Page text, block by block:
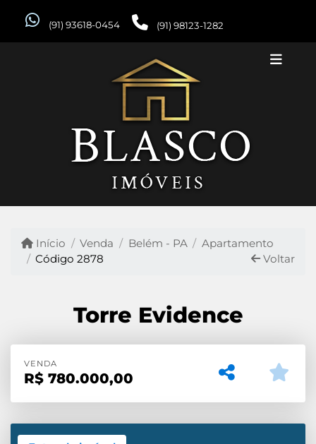
(91) 93618-0454 (91) 98123-1282
Início Venda Belém - PA
Apartamento
Código 2878
Voltar
Torre Evidence
VENDA
R$ 780.000,00